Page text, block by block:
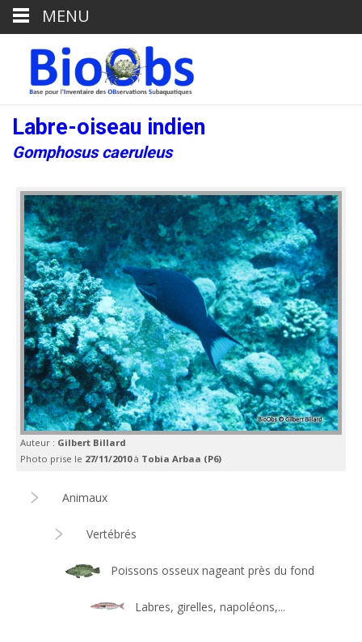
Labre-oiseau indien
Gomphosus caeruleus
Auteur : Gilbert Billard
Photo prise le 27/11/2010à Tobia Arbaa (P6)
Animaux
Vertébrés
Poissons osseux nageant près du fond
Labres, girelles, napoléons,...
MENU